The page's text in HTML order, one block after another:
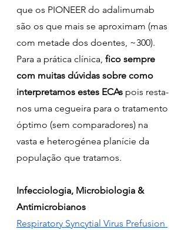
que os PIONEER do adalimumab
são os que mais se aproximam (mas
com metade dos doentes, ~300).
Para a prática clínica, fico sempre
com muitas dúvidas sobre como
interpretamos estes ECAs pois resta-
nos uma cegueira para o tratamento
óptimo (sem comparadores) na
vasta e heterogénea planície da
população que tratamos.
Infecciologia, Microbiologia &
Antimicrobianos
Respiratory Syncytial Virus Prefusion